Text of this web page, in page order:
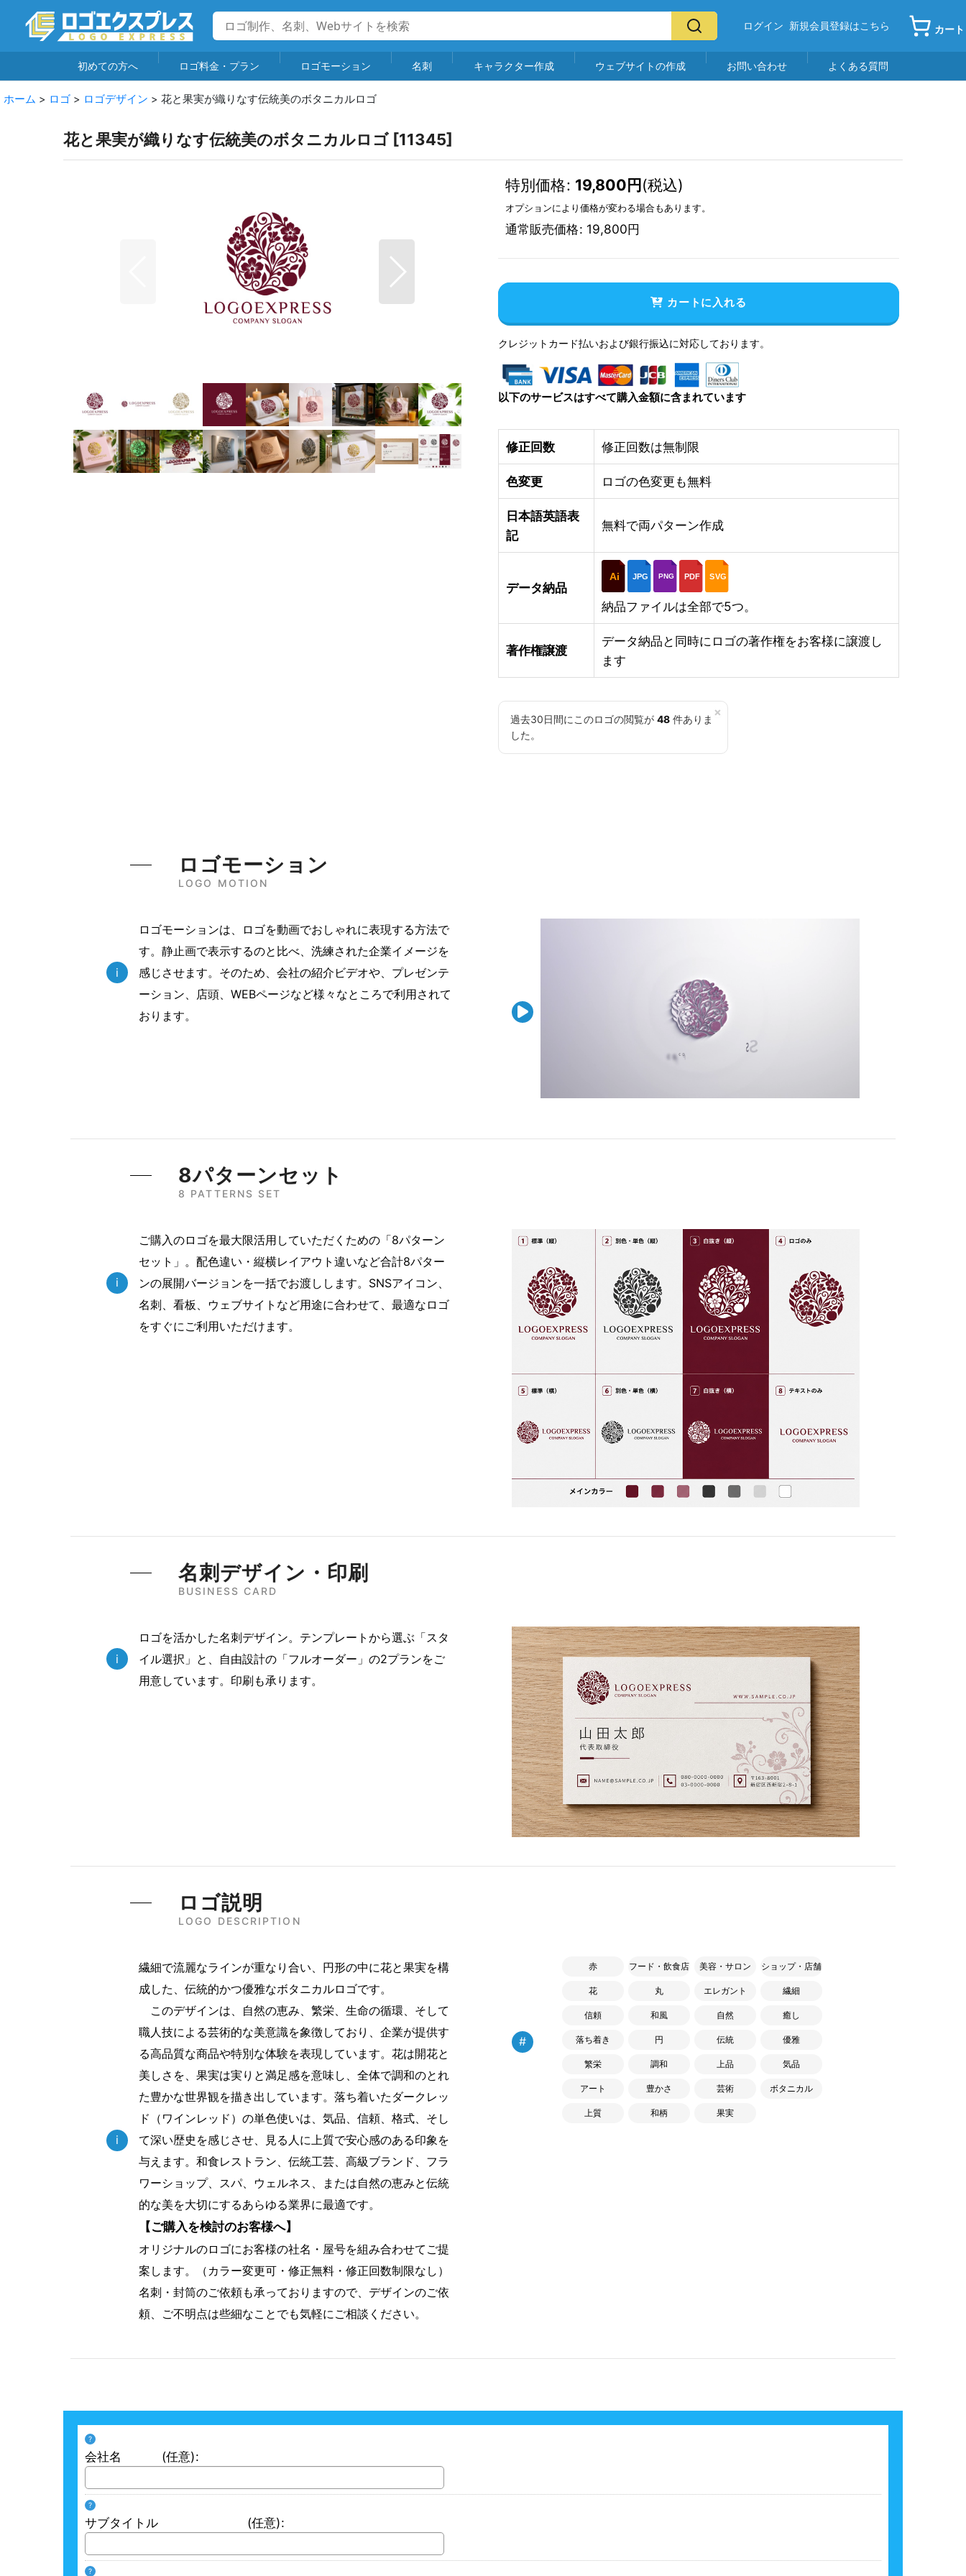
ログイン 新規会員登録はこちら カート
初めての方へ ロゴ料金・プラン ロゴモーション 名刺 キャラクター作成 ウェブサイトの作成 お問い合わせ よくある質問
ホーム > ロゴ > ロゴデザイン > 花と果実が織りなす伝統美のボタニカルロゴ
花と果実が織りなす伝統美のボタニカルロゴ [11345]
特別価格: 19,800円(税込)
オプションにより価格が変わる場合もあります。
通常販売価格: 19,800円
カートに入れる
クレジットカード払いおよび銀行振込に対応しております。
以下のサービスはすべて購入金額に含まれています
修正回数 修正回数は無制限
色変更 ロゴの色変更も無料
日本語英語表
記
無料で両パターン作成
データ納品
Ai JPG PNG PDF SVG
納品ファイルは全部で5つ。
著作権譲渡
データ納品と同時にロゴの著作権をお客様に譲渡し
ます
×
過去30日間にこのロゴの閲覧が 48 件ありま
した。
ロゴモーション
LOGO MOTION
i
ロゴモーションは、ロゴを動画でおしゃれに表現する方法で
す。静止画で表示するのと比べ、洗練された企業イメージを
感じさせます。そのため、会社の紹介ビデオや、プレゼンテ
ーション、店頭、WEBページなど様々なところで利用されて
おります。

8パターンセット
8 PATTERNS SET
i
ご購入のロゴを最大限活用していただくための「8パターン
セット」。配色違い・縦横レイアウト違いなど合計8パター
ンの展開バージョンを一括でお渡しします。SNSアイコン、
名刺、看板、ウェブサイトなど用途に合わせて、最適なロゴ
をすぐにご利用いただけます。
名刺デザイン・印刷
BUSINESS CARD
i
ロゴを活かした名刺デザイン。テンプレートから選ぶ「スタ
イル選択」と、自由設計の「フルオーダー」の2プランをご
用意しています。印刷も承ります。
ロゴ説明
LOGO DESCRIPTION
i
繊細で流麗なラインが重なり合い、円形の中に花と果実を構
成した、伝統的かつ優雅なボタニカルロゴです。
このデザインは、自然の恵み、繁栄、生命の循環、そして
職人技による芸術的な美意識を象徴しており、企業が提供す
る高品質な商品や特別な体験を表現しています。花は開花と
美しさを、果実は実りと満足感を意味し、全体で調和のとれ
た豊かな世界観を描き出しています。落ち着いたダークレッ
ド（ワインレッド）の単色使いは、気品、信頼、格式、そし
て深い歴史を感じさせ、見る人に上質で安心感のある印象を
与えます。和食レストラン、伝統工芸、高級ブランド、フラ
ワーショップ、スパ、ウェルネス、または自然の恵みと伝統
的な美を大切にするあらゆる業界に最適です。
【ご購入を検討のお客様へ】
オリジナルのロゴにお客様の社名・屋号を組み合わせてご提
案します。（カラー変更可・修正無料・修正回数制限なし）
名刺・封筒のご依頼も承っておりますので、デザインのご依
頼、ご不明点は些細なことでも気軽にご相談ください。
#
赤 フード・飲食店 美容・サロン ショップ・店舗
花 丸 エレガント 繊細
信頼 和風 自然 癒し
落ち着き 円 伝統 優雅
繁栄 調和 上品 気品
アート 豊かさ 芸術 ボタニカル
上質 和柄 果実
?
会社名 (任意):
?
サブタイトル (任意):
?